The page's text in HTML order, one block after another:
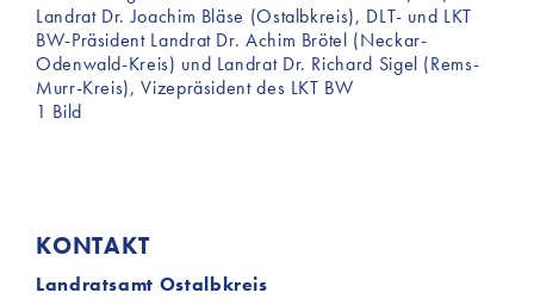
Landrat Dr. Joachim Bläse (Ostalbkreis), DLT- und LKT
BW-Präsident Landrat Dr. Achim Brötel (Neckar-
Odenwald-Kreis) und Landrat Dr. Richard Sigel (Rems-
Murr-Kreis), Vizepräsident des LKT BW
1 Bild
KONTAKT
Landratsamt Ostalbkreis